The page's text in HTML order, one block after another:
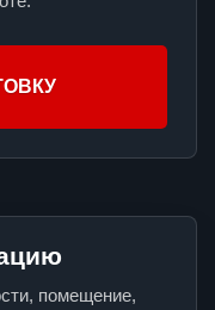
помещение,